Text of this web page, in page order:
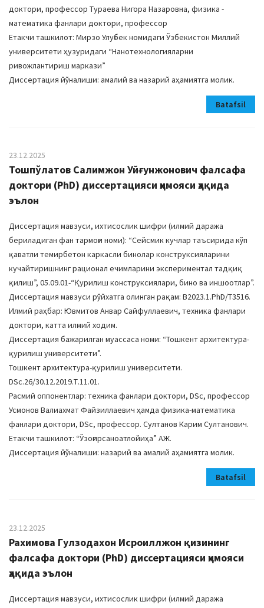
доктори, профессор Тураева Нигора Назаровна, физика -
математика фанлари доктори, профессор
Етакчи ташкилот: Мирзо Улуғбек номидаги Ўзбекистон Миллий
университети ҳузуридаги “Нанотехнологияларни
ривожлантириш маркази”
Диссертация йўналиши: амалий ва назарий аҳамиятга молик.
Batafsil
23.12.2025
Тошпўлатов Салимжон Уйғунжонович фалсафа
доктори (PhD) диссертацияси ҳимояси ҳақида
эълон
Диссертация мавзуси, ихтисослик шифри (илмий даража
бериладиган фан тармоғи номи): “Сейсмик кучлар таъсирида кўп
қаватли темирбетон каркасли бинолар конструксияларини
кучайтиришнинг рационал ечимларини экспериментал тадқиқ
қилиш”, 05.09.01-“Қурилиш конструксиялари, бино ва иншоотлар”.
Диссертация мавзуси рўйхатга олинган рақам: В2023.1.PhD/Т3516.
Илмий раҳбар: Ювмитов Анвар Сайфуллаевич, техника фанлари
доктори, катта илмий ходим.
Диссертация бажарилган муассаса номи: “Тошкент архитектура-
қурилиш университети”.
Тошкент архитектура-қурилиш университети.
DSc.26/30.12.2019.Т.11.01.
Расмий оппонентлар: техника фанлари доктори, DSc, профессор
Усмонов Валиахмат Файзиллаевич ҳамда физика-математика
фанлари доктори, DSc, профессор. Султанов Карим Султанович.
Етакчи ташкилот: “Ўзоғирсаноатлойиҳа” АЖ.
Диссертация йўналиши: назарий ва амалий аҳамиятга молик.
Batafsil
23.12.2025
Рахимова Гулзодахон Исроиллжон қизининг
фалсафа доктори (PhD) диссертацияси ҳимояси
ҳақида эълон
Диссертация мавзуси, ихтисослик шифри (илмий даража